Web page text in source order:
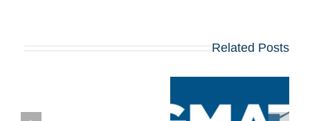
Related Posts